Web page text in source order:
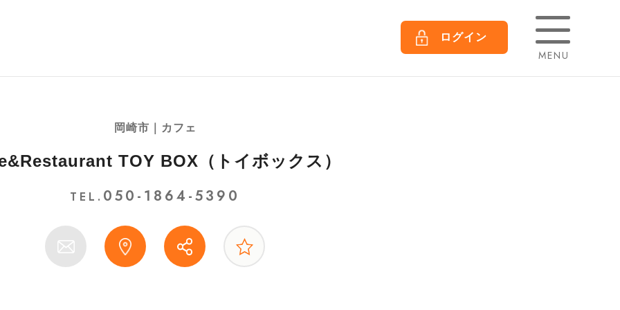
ログイン
MENU
岡崎市｜カフェ
TOY BOX（トイボックス）
TEL. 050-1864-5390